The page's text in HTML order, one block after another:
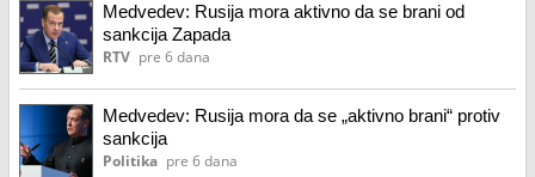
Medvedev: Rusija mora aktivno da se brani od
sankcija Zapada
RTV pre 6 dana
Medvedev: Rusija mora da se „aktivno brani“ protiv
sankcija
Politika pre 6 dana